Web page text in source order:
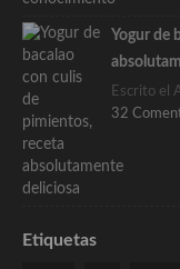
Yogur de
Escrito el
32
Etiquetas